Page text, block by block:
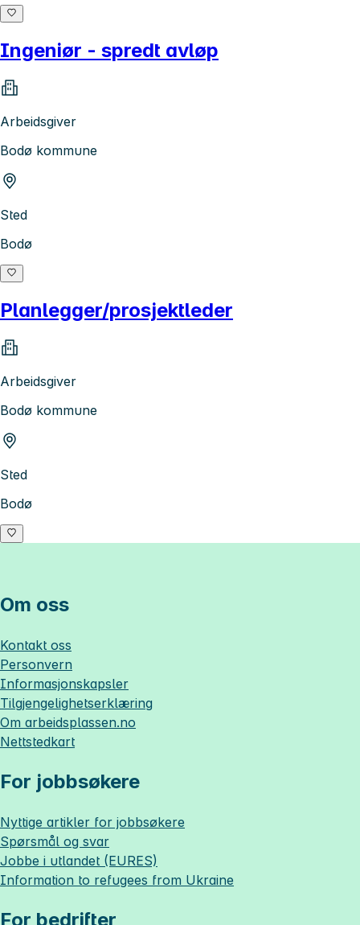
Ingeniør - spredt avløp
Arbeidsgiver
Bodø kommune
Sted
Bodø
Planlegger/prosjektleder
Arbeidsgiver
Bodø kommune
Sted
Bodø
Om oss
Kontakt oss
Personvern
Informasjonskapsler
Tilgjengelighetserklæring
Om arbeidsplassen.no
Nettstedkart
For jobbsøkere
Nyttige artikler for jobbsøkere
Spørsmål og svar
Jobbe i utlandet (EURES)
Information to refugees from Ukraine
For bedrifter